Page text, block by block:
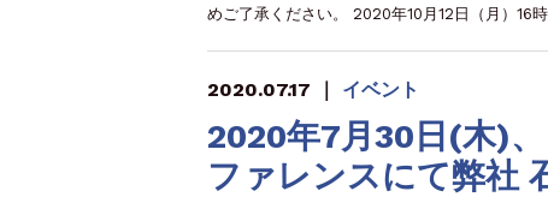
めご了承ください。 2020年10月12日（月）16
2020.07.17 ｜ イベント
2020年7月30日(木)
ファレンスにて弊社